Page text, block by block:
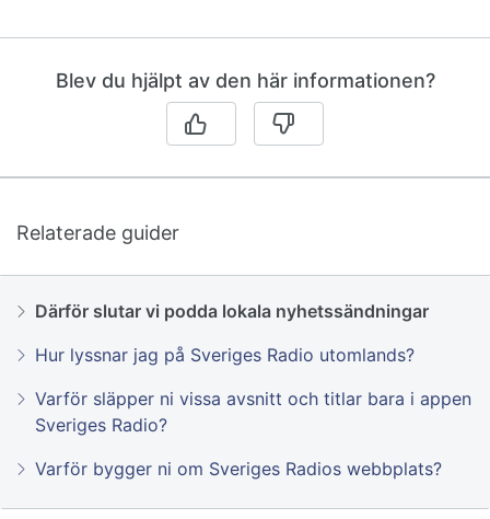
Blev du hjälpt av den här informationen?
Relaterade guider
Därför slutar vi podda lokala nyhetssändningar
Hur lyssnar jag på Sveriges Radio utomlands?
Varför släpper ni vissa avsnitt och titlar bara i appen
Sveriges Radio?
Varför bygger ni om Sveriges Radios webbplats?